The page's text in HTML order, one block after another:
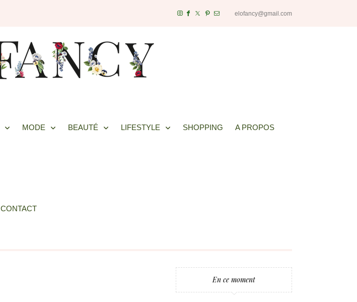
elofancy@gmail.com
MODE BEAUTÉ LIFESTYLE SHOPPING A PROPOS
CONTACT
En ce moment